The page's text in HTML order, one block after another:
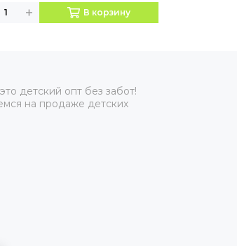
В корзину
детский опт без забот!
на продаже детских